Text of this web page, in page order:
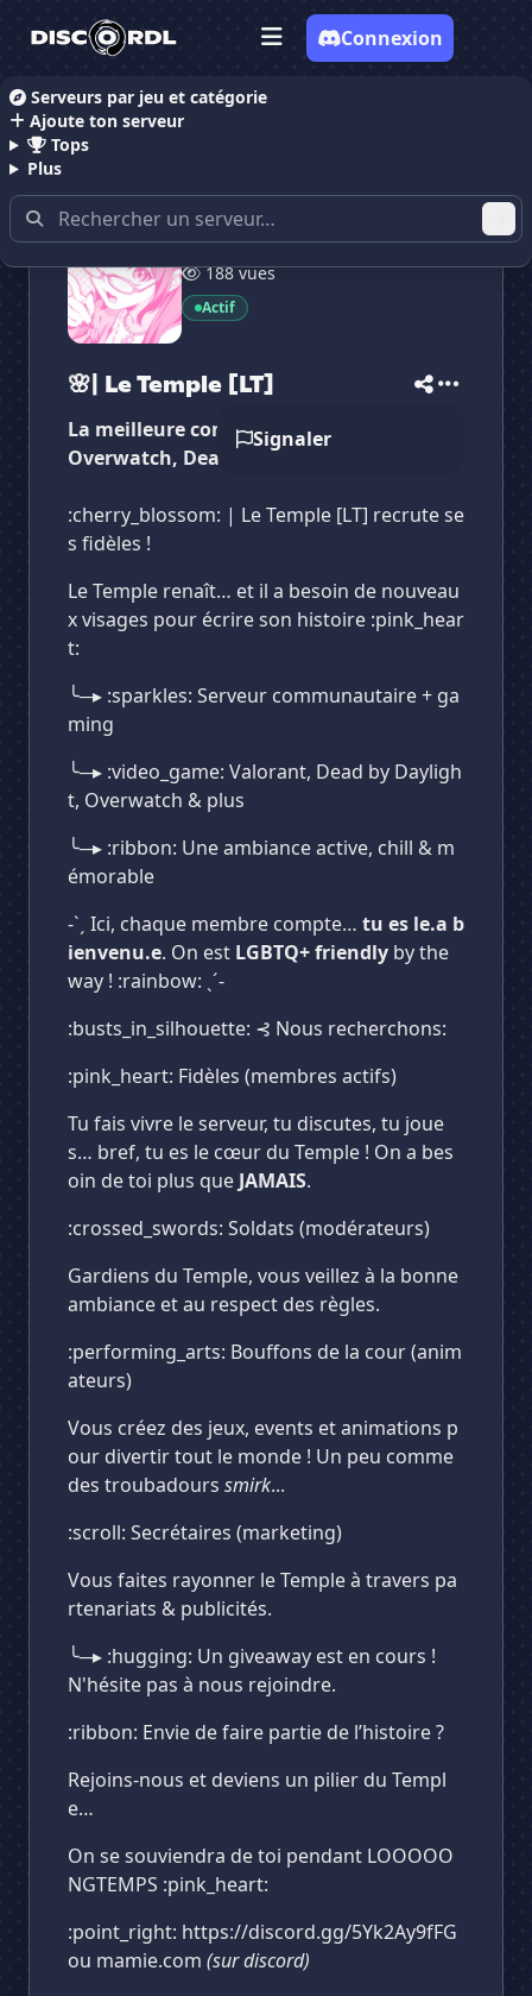
Serveurs par jeu et catégorie
Ajoute ton serveur
Tops
Plus
Connexion
Accueil Serveurs Discord Gaming
188 vues
Actif
🌸| Le Temple [LT]
Signaler
La meilleure communauté gaming FR !
Overwatch, Dead By Daylight, Valorant...
:cherry_blossom: | Le Temple [LT] recrute se
s fidèles !
Le Temple renaît… et il a besoin de nouveau
x visages pour écrire son histoire :pink_hear
t:
╰─▸ :sparkles: Serveur communautaire + ga
ming
╰─▸ :video_game: Valorant, Dead by Dayligh
t, Overwatch & plus
╰─▸ :ribbon: Une ambiance active, chill & m
émorable
-ˋˏ Ici, chaque membre compte… tu es le.a b
ienvenu.e. On est LGBTQ+ friendly by the
way ! :rainbow: ˎˊ-
:busts_in_silhouette: ⊰ Nous recherchons:
:pink_heart: Fidèles (membres actifs)
Tu fais vivre le serveur, tu discutes, tu joue
s… bref, tu es le cœur du Temple ! On a bes
oin de toi plus que JAMAIS.
:crossed_swords: Soldats (modérateurs)
Gardiens du Temple, vous veillez à la bonne
ambiance et au respect des règles.
:performing_arts: Bouffons de la cour (anim
ateurs)
Vous créez des jeux, events et animations p
our divertir tout le monde ! Un peu comme
des troubadours smirk...
:scroll: Secrétaires (marketing)
Vous faites rayonner le Temple à travers pa
rtenariats & publicités.
╰─▸ :hugging: Un giveaway est en cours !
N'hésite pas à nous rejoindre.
:ribbon: Envie de faire partie de l’histoire ?
Rejoins-nous et deviens un pilier du Templ
e…
On se souviendra de toi pendant LOOOOO
NGTEMPS :pink_heart:
:point_right: https://discord.gg/5Yk2Ay9fFG
ou mamie.com (sur discord)
Vote pour🌸| Le Temple [LT]
🌸| Le Temple [LT]
Es-tu sûr de vouloir supprimer ton avis de ce
serveur ?
🌸| Le Temple [LT]